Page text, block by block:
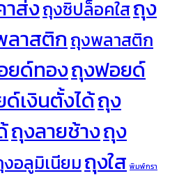
ส่งถุงซิปล็อคใสถุง
ลาสติกถุงพลาสติก
ยด์ทองถุงฟอยด์
เงินตั้งได้ถุง
ถุงลายช้างถุง
อลูมิเนียมถุงใส พิมพ์กรา